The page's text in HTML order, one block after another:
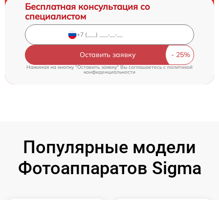
Бесплатная консультация со
специалистом
Оставить заявку
Нажимая на кнопку "Оставить заявку" Вы соглашаетесь cполитикой
конфиденциальности
Популярные модели
Фотоаппаратов Sigma